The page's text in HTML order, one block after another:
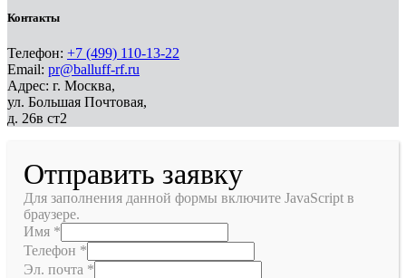
Контакты
Телефон: +7 (499) 110-13-22
Email: pr@balluff-rf.ru
Адрес: г. Москва,
ул. Большая Почтовая,
д. 26в ст2
Отправить заявку
Для заполнения данной формы включите JavaScript в
браузере.
Имя *
Телефон *
Эл. почта *